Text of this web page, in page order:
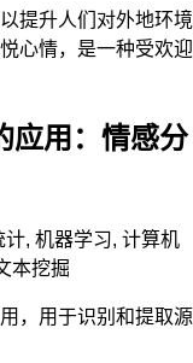
提升人们对外地环境
心情，是一种受欢迎
应用：情感分
计, 机器学习, 计算机
本挖掘
，用于识别和提取源